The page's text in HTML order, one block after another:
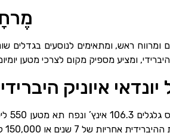
ראש, ומתאימים לנוסעים בגדלים
איוניק
המידות של יונדאי איוניק היבריד הן מידות סטנדרטיות יחסית